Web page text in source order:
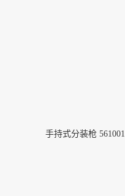
手持式分装枪 561001